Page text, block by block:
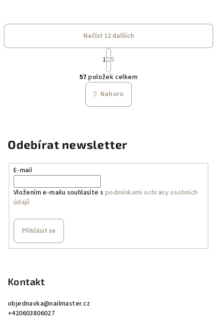
O
v
l
í
k
i
Načíst 12 dalších
S
t
r
á
n
k
o
í
1 5
57 položek celkem
Nahoru
Odebírat newsletter
E-mail
Vložením e-mailu souhlasíte s podmínkami ochrany osobních
údajů
Přihlásit se
Kontakt
objednavka@nailmaster.cz
+420603806027